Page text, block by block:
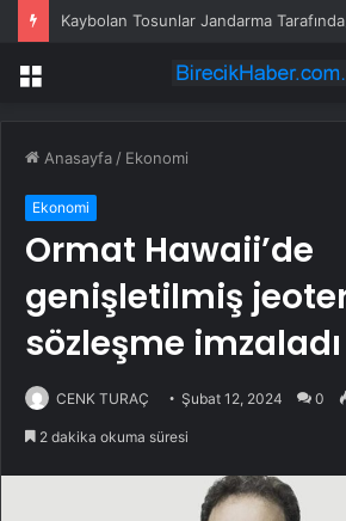
Kaybolan Tosunlar Jandarma
Menü
Anasayfa / Ekonomi
Ekonomi
Ormat Hawaii’de
genişletilmiş
sözleşme imzaladı
CENK TURAÇ Şubat 12, 2024 0
2 dakika okuma süresi